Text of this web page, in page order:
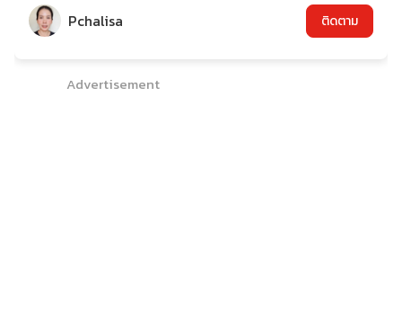
Pchalisa ติดตาม
Advertisement